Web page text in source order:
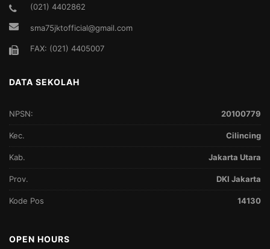
(021) 4402862
sma75jktofficial@gmail.com
FAX: (021) 4405007
DATA SEKOLAH
NPSN: 20100779
Kec. Cilincing
Kab. Jakarta Utara
Prov. DKI Jakarta
Kode Pos 14130
OPEN HOURS